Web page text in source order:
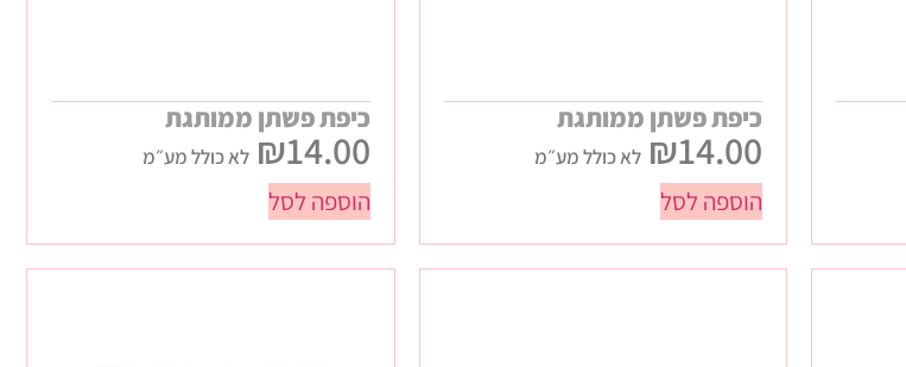
כיפת פשתן ממותגת
₪14.00 לא כולל מע״מ
הוספה לסל
כיפת פשתן ממותגת
₪14.00 לא כולל מע״מ
הוספה לסל